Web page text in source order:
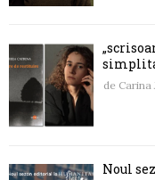
de Carina
Noul